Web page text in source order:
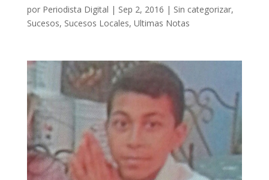
por Periodista Digital | Sep 2, 2016 | Sin categorizar,
Sucesos, Sucesos Locales, Ultimas Notas